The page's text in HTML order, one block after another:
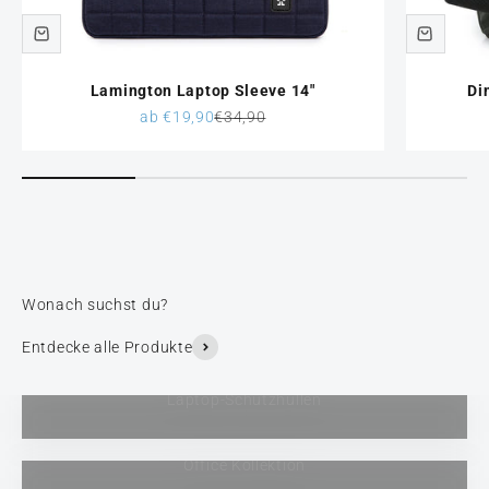
Lamington Laptop Sleeve 14"
Angebot
ab €19,90Regulärer Preis
€34,90
Entdecke alle Produkte
Laptop-Schutzhüllen
Office Kollektion